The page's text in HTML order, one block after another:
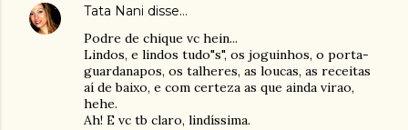
Tata Nani disse…
Podre de chique vc hein...
Lindos, e lindos tudo"s", os joguinhos, o porta-
guardanapos, os talheres, as loucas, as receitas
aí de baixo, e com certeza as que ainda virao,
hehe.
Ah! E vc tb claro, lindíssima.